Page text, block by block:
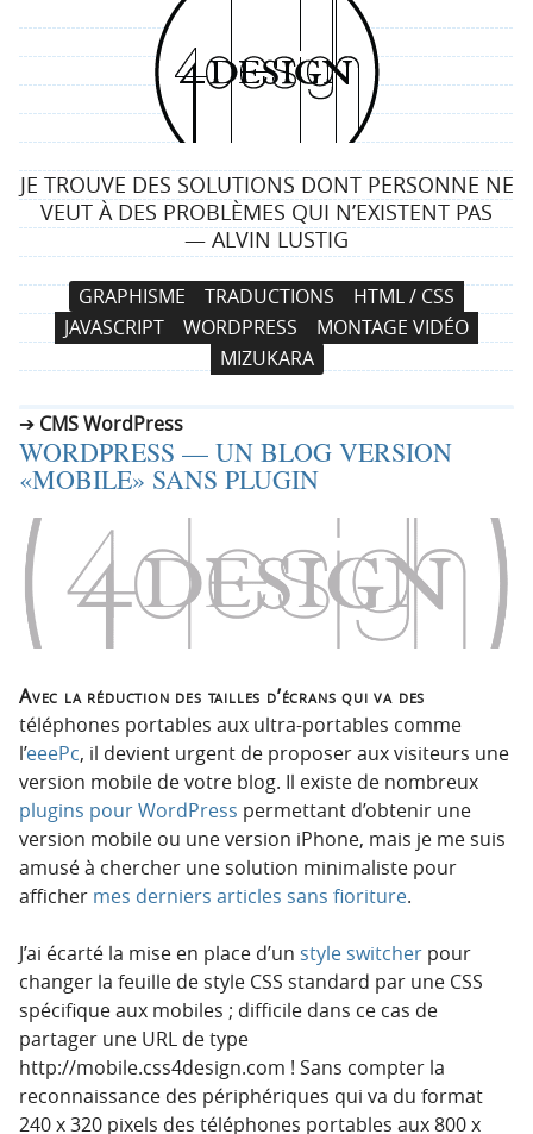
4
d
e
s
i
g
n
JE TROUVE DES SOLUTIONS DONT PERSONNE NE
VEUT À DES PROBLÈMES QUI N’EXISTENT PAS
— ALVIN LUSTIG
a
n
r
c
i
p
a
l
e
a
u
c
n
e
n
GRAPHISME TRADUCTIONS
HTML / CSS
JAVASCRIPT
WORDPRESS
MONTAGE VIDÉO
MIZUKARA
CMS WordPress
WORDPRESS — UN BLOG VERSION
«MOBILE» SANS PLUGIN
Avec la réduction des tailles d’écrans qui va des
téléphones portables aux ultra-portables comme
l’eeePc, il devient urgent de proposer aux visiteurs une
version mobile de votre blog. Il existe de nombreux
plugins pour WordPress permettant d’obtenir une
version mobile ou une version iPhone, mais je me suis
amusé à chercher une solution minimaliste pour
afficher mes derniers articles sans fioriture.
J’ai écarté la mise en place d’un style switcher pour
changer la feuille de style CSS standard par une CSS
spécifique aux mobiles ; difficile dans ce cas de
partager une URL de type
http://mobile.css4design.com ! Sans compter la
reconnaissance des périphériques qui va du format
240 x 320 pixels des téléphones portables aux 800 x